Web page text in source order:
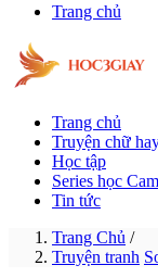
Trang chủ
Trang chủ
Truyện chữ
Học tập
Series học
Tin tức
Trang Chủ /
Truyện tranh